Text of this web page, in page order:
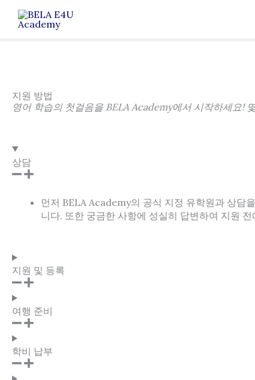
지원 방법
영어 학습의 첫걸음을 BELA Academy에서 시작하세요!
상담
먼저 BELA Academy의 공식 지정 유학원과 상담
니다. 또한 궁금한 사항에 성실히 답변하여 지원
지원 및 등록
여행 준비
학비 납부